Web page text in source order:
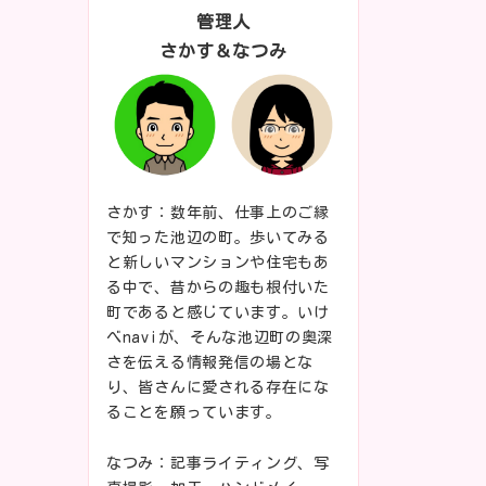
管理人
さかす＆なつみ
さかす：数年前、仕事上のご縁
で知った池辺の町。歩いてみる
と新しいマンションや住宅もあ
る中で、昔からの趣も根付いた
町であると感じています。いけ
べnaviが、そんな池辺町の奥深
さを伝える情報発信の場とな
り、皆さんに愛される存在にな
ることを願っています。
なつみ：記事ライティング、写